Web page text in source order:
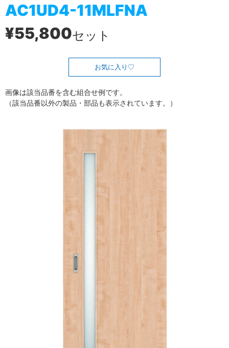
AC1UD4-11MLFNA
¥55,800セット
お気に入り
画像は該当品番を含む組合せ例です。
（該当品番以外の製品・部品も表示されています。）